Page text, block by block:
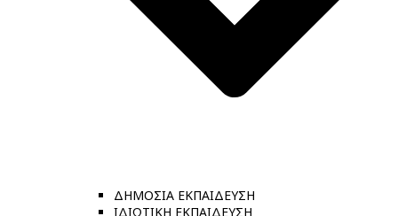
ΔΗΜΟΣΙΑ ΕΚΠΑΙΔΕΥΣΗ
ΙΔΙΩΤΙΚΗ ΕΚΠΑΙΔΕΥΣΗ